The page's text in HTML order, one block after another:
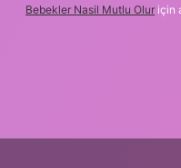
Bebekler Nasil Mutlu Olur için